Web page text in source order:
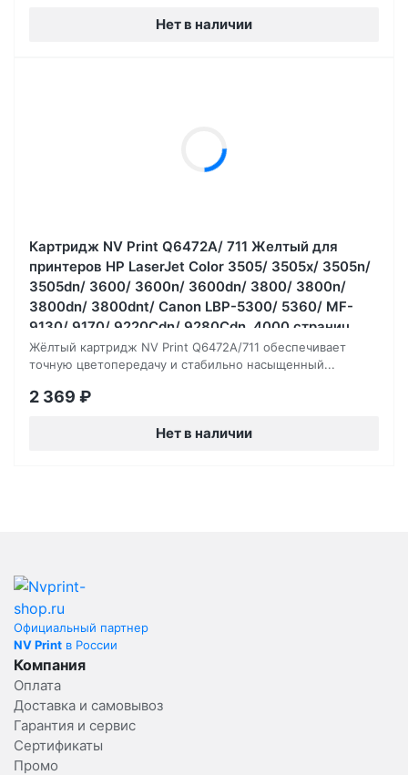
Нет в наличии
Картридж NV Print Q6472A/ 711 Желтый для
принтеров HP LaserJet Color 3505/ 3505x/ 3505n/
3505dn/ 3600/ 3600n/ 3600dn/ 3800/ 3800n/
3800dn/ 3800dnt/ Canon LBP-5300/ 5360/ MF-
9130/ 9170/ 9220Cdn/ 9280Cdn, 4000 страниц
Жёлтый картридж NV Print Q6472A/711 обеспечивает
точную цветопередачу и стабильно насыщенный...
2 369 ₽
Нет в наличии
Официальный партнер
NV Print в России
Компания
Оплата
Доставка и самовывоз
Гарантия и сервис
Сертификаты
Промо